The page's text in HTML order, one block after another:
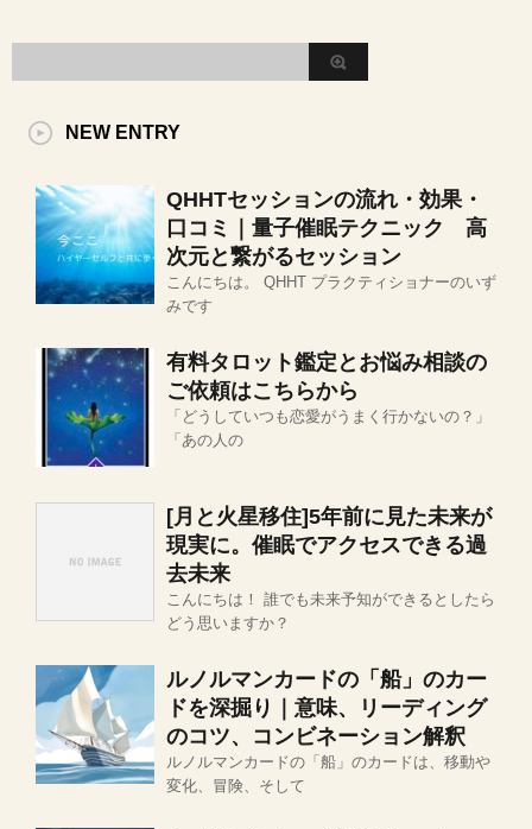
NEW ENTRY
QHHTセッションの流れ・効果・
口コミ｜量子催眠テクニック 高
次元と繋がるセッション
こんにちは。 QHHT プラクティショナーのいず
みです
有料タロット鑑定とお悩み相談の
ご依頼はこちらから
「どうしていつも恋愛がうまく行かないの？」
「あの人の
[月と火星移住]5年前に見た未来が
現実に。催眠でアクセスできる過
去未来
こんにちは！ 誰でも未来予知ができるとしたら
どう思いますか？
ルノルマンカードの「船」のカー
ドを深掘り｜意味、リーディング
のコツ、コンビネーション解釈
ルノルマンカードの「船」のカードは、移動や
変化、冒険、そして